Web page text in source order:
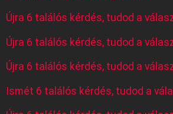
Újra 6 találós kérdés, tudod a
Újra 6 találós kérdés, tudod a
Újra 6 találós kérdés, tudod a
Ismét 6 találós kérdés, tudod a